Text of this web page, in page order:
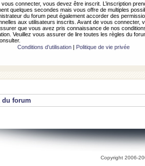
vous connecter, vous devez être inscrit. L’inscription
quelques secondes mais vous offre de multiples
du forum peut également accorder des
aux utilisateurs inscrits. Avant de vous connecter,
que vous avez pris connaissance de nos
Veuillez vous assurer de lire toutes les règles du
Conditions d’utilisation| Politique de vie privée
du forum
Copyright 2006-